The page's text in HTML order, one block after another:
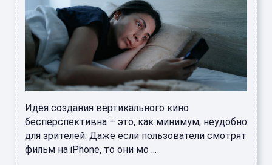
Идея создания вертикального кино
бесперспективна – это, как минимум, неудобно
для зрителей. Даже если пользователи смотрят
фильм на iPhone, то они мо ...